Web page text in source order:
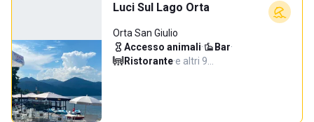
Luci Sul Lago Orta
Orta San Giulio
Accesso animali· Bar·
Ristorante·e altri 9…